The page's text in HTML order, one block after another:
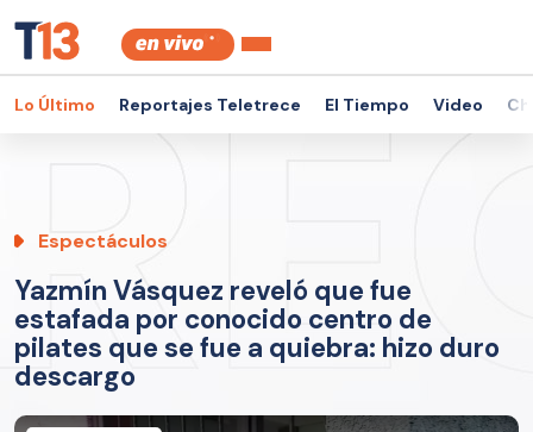
Lo Último Reportajes Teletrece El Tiempo Video
Espectáculos
Yazmín Vásquez reveló que fue
estafada por conocido centro de
pilates que se fue a quiebra: hizo duro
descargo